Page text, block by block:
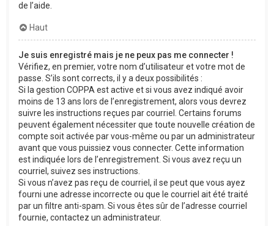
de l’aide.
Haut
Je suis enregistré mais je ne peux pas me connecter !
Vérifiez, en premier, votre nom d’utilisateur et votre mot de
passe. S’ils sont corrects, il y a deux possibilités :
Si la gestion COPPA est active et si vous avez indiqué avoir
moins de 13 ans lors de l’enregistrement, alors vous devrez
suivre les instructions reçues par courriel. Certains forums
peuvent également nécessiter que toute nouvelle création de
compte soit activée par vous-même ou par un administrateur
avant que vous puissiez vous connecter. Cette information
est indiquée lors de l’enregistrement. Si vous avez reçu un
courriel, suivez ses instructions.
Si vous n’avez pas reçu de courriel, il se peut que vous ayez
fourni une adresse incorrecte ou que le courriel ait été traité
par un filtre anti-spam. Si vous êtes sûr de l’adresse courriel
fournie, contactez un administrateur.